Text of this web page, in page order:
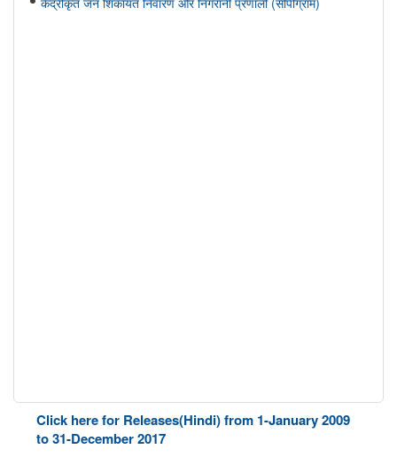
Click here for Releases(Hindi) from 1-January 2009
to 31-December 2017